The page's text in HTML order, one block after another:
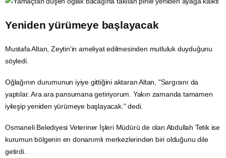
Yeniden yürümeye başlayacak
Mustafa Altan, Zeytin'in ameliyat edilmesinden mutluluk duyduğunu
söyledi.
Oğlağının durumunun iyiye gittiğini aktaran Altan, "Sargısını da
yaptılar. Ara ara pansumana getiriyorum. Yakın zamanda tamamen
iyileşip yeniden yürümeye başlayacak." dedi.
Osmaneli Belediyesi Veteriner İşleri Müdürü de olan Abdullah Tetik ise
kurumun bölgenin en donanımlı merkezlerinden biri olduğunu dile
getirdi.